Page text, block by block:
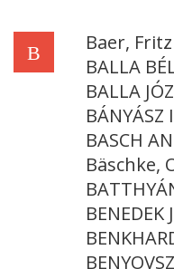
B
Baer, Fritz
BALLA
BALLA
BÁNYÁSZ
BASCH
Bäschke,
BENEDEK